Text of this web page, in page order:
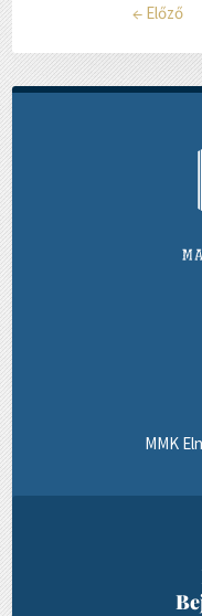
MMK
← Előző